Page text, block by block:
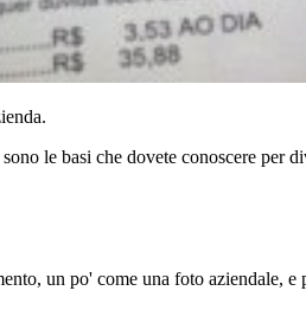
le basi che dovete conoscere per
un po' come una foto aziendale, e